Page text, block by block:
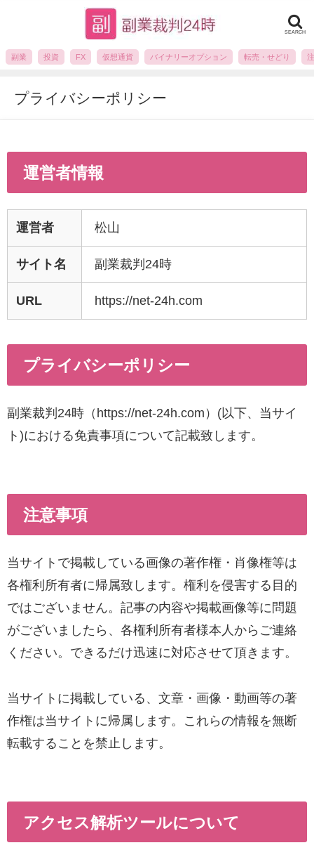
SEARCH
副業 投資 FX 仮想通貨 バイナリーオプション 転売・せどり
プライバシーポリシー
運営者情報
運営者 松山
サイト名 副業裁判24時
URL https://net-24h.com
プライバシーポリシー
副業裁判24時（https://net-24h.com） (以下、当サイ
ト)における免責事項について記載致します。
注意事項
当サイトで掲載している画像の著作権・肖像権等は
各権利所有者に帰属致します。権利を侵害する目的
ではございません。記事の内容や掲載画像等に問題
がございましたら、各権利所有者様本人からご連絡
ください。できるだけ迅速に対応させて頂きます。
当サイトに掲載している、文章・画像・動画等の著
作権は当サイトに帰属します。これらの情報を無断
転載することを禁止します。
アクセス解析ツールについて